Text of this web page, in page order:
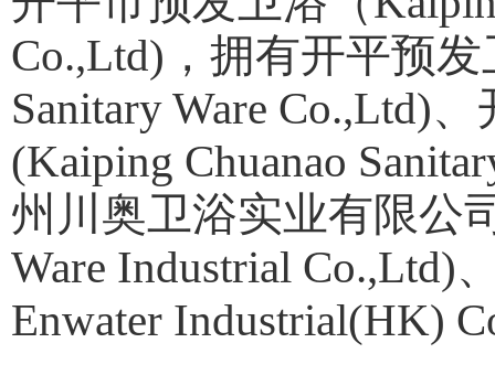
Co.,Ltd)，拥有开平预
Sanitary Ware Co.,Ltd)
(Kaiping Chuanao
州川奥卫浴实业有限公
Ware Industrial
Enwater Industrial(HK)